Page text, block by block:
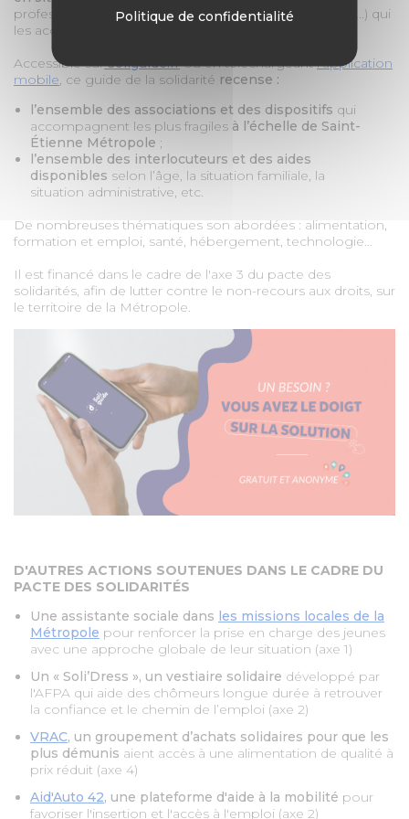
professionnels (travailleurs sociaux, associations, CCAS...) qui
les accompagnent.
Accessible sursoliguide.frou en téléchargeantl’application
mobile, ce guide de la solidarité recense :
l’ensemble des associations et des dispositifs qui
accompagnent les plus fragiles à l’échelle de Saint-
Étienne Métropole ;
l’ensemble des interlocuteurs et des aides
disponibles selon l’âge, la situation familiale, la
situation administrative, etc.
De nombreuses thématiques son abordées : alimentation,
formation et emploi, santé, hébergement, technologie…
Il est financé dans le cadre de l'axe 3 du pacte des
solidarités, afin de lutter contre le non-recours aux droits, sur
le territoire de la Métropole.
D'AUTRES ACTIONS SOUTENUES DANS LE CADRE DU
PACTE DES SOLIDARITÉS
Une assistante sociale dans les missions locales de la
Métropole pour renforcer la prise en charge des jeunes
avec une approche globale de leur situation (axe 1)
Un « Soli’Dress », un vestiaire solidaire développé par
l'AFPA qui aide des chômeurs longue durée à retrouver
la confiance et le chemin de l’emploi (axe 2)
VRAC, un groupement d’achats solidaires pour que les
plus démunis aient accès à une alimentation de qualité à
prix réduit (axe 4)
Aid'Auto 42, une plateforme d'aide à la mobilité pour
favoriser l'insertion et l'accès à l'emploi (axe 2)
Politique de confidentialité